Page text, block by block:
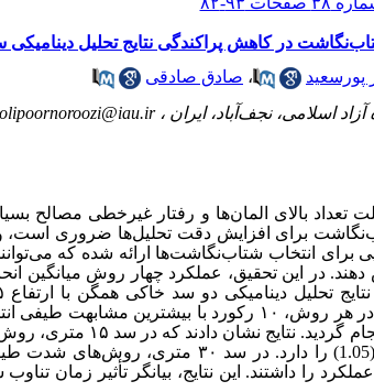
در کاهش پراکندگی نتایج تحلیل
پورسعید ، صادق صادقی
اسلامی، نجف‌آباد، ایران ،
تعداد بالای المان‌ها و رفتار غیرخطی مصالح
برای افزایش دقت تحلیل‌ها ضروری است،
انتخاب شتاب‌نگاشت‌ها ارائه شده که
در این تحقیق، عملکرد چهار روش میانگین
تحلیل دینامیکی دو سد خاکی همگن با ارتفاع
هر روش، ۱۰ رکورد با بیشترین مشابهت طیفی
گردید. نتایج نشان دادند که در سد ۱۵ متری، روش
1.05) را دارد. در سد ۳۰ متری، روش‌های شدت
عملکرد را داشتند. این نتایج، بیانگر تأثیر زمان